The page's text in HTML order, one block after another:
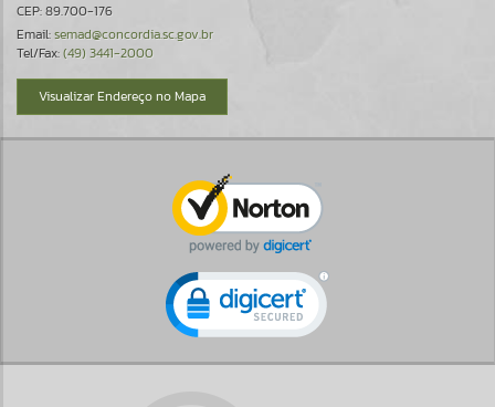
CEP: 89.700-176
Email:semad@concordia.sc.gov.br
Tel/Fax:(49) 3441-2000
Visualizar Endereço no Mapa